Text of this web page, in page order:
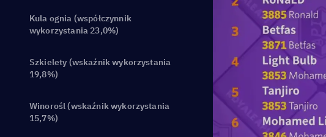
Kula ognia (współczynnik
wykorzystania 23,0%)
Szkielety (wskaźnik wykorzystania
19,8%)
Winorośl (wskaźnik wykorzystania
15,7%)